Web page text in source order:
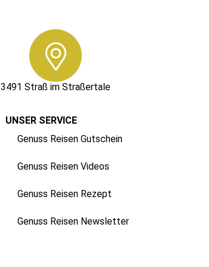
3491 Straß im Straßertale
UNSER SERVICE
Genuss Reisen Gutschein
Genuss Reisen Videos
Genuss Reisen Rezept
Genuss Reisen Newsletter